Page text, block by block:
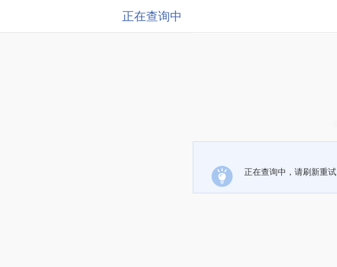
正在查询中
正在查询中，请刷新重试